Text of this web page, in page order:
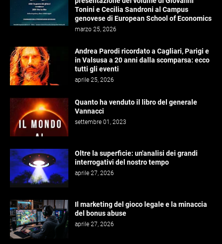
Tonini e Cecilia Sandroni al Campus
genovese di European School of Economics
marzo 25, 2026
Andrea Parodi ricordato a Cagliari, Parigi e
in Valsusa a 20 anni dalla scomparsa: ecco
tutti gli eventi
aprile 25, 2026
Quanto ha venduto il libro del generale
Vannacci
settembre 01, 2023
Oltre la superficie: un'analisi dei grandi
interrogativi del nostro tempo
aprile 27, 2026
Il marketing del gioco legale e la minaccia
del bonus abuse
aprile 27, 2026